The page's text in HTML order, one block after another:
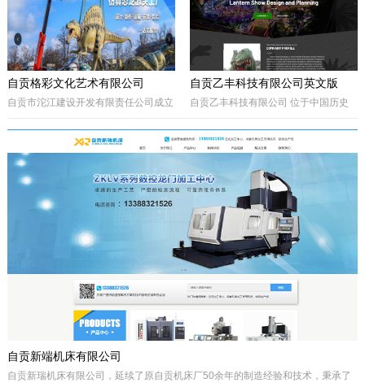
展的中坚力量。是联系广大企业和质量工作者的纽带。
自贡乙丰科技有限公司英文版
自贡乙丰科技有限公司 位于中国历史
城”、“千年盐都”美誉的四川省自贡市。
公司自成立以来秉承质量第一、诚信为
本、开拓创兴的经营理念为宗旨，取得
了国内外客户的高度认可。公司拥有优
秀的策划设计团队、实战经验丰富的施
工队伍、科学的管理模式，秉承着创新
的理念、先进的技术、严格的施工管
理、热诚服务的态度为客户创造更大的
自贡格彩文化艺术有限公司
自贡市沱江建设开发有限责任公司成立
于自贡市高新区金泽华府旁，注册资本
10000万元，由自贡市城市建设投资开
发集团有限公司、自贡市鸿宇实业有限
公司、自贡市大安区汇安国有资本投资
运营集团有限公司、自贡市宇盛投资有
限公司等四个国有公司出资组建，市城
投集团控股。公司经营范围是沱江航电
镇、新农村和现代农业建设、移民安置
服务，基础设施及岸线生态建设，河道
疏浚、水环境治理和水资源经营利用，
港口码头装卸与仓储、港口物流...
自贡新端机床有限公司
自贡新瑞机床有限公司，延续了原自贡机床厂50余年的制造经验和技术，秉承了